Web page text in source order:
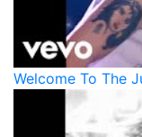
Welcome To The